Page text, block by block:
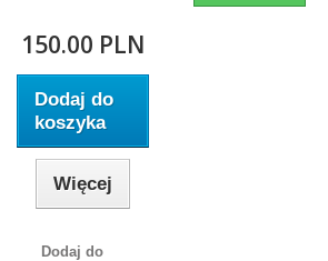
150.00 PLN
Dodaj do
koszyka
Więcej
Dodaj do